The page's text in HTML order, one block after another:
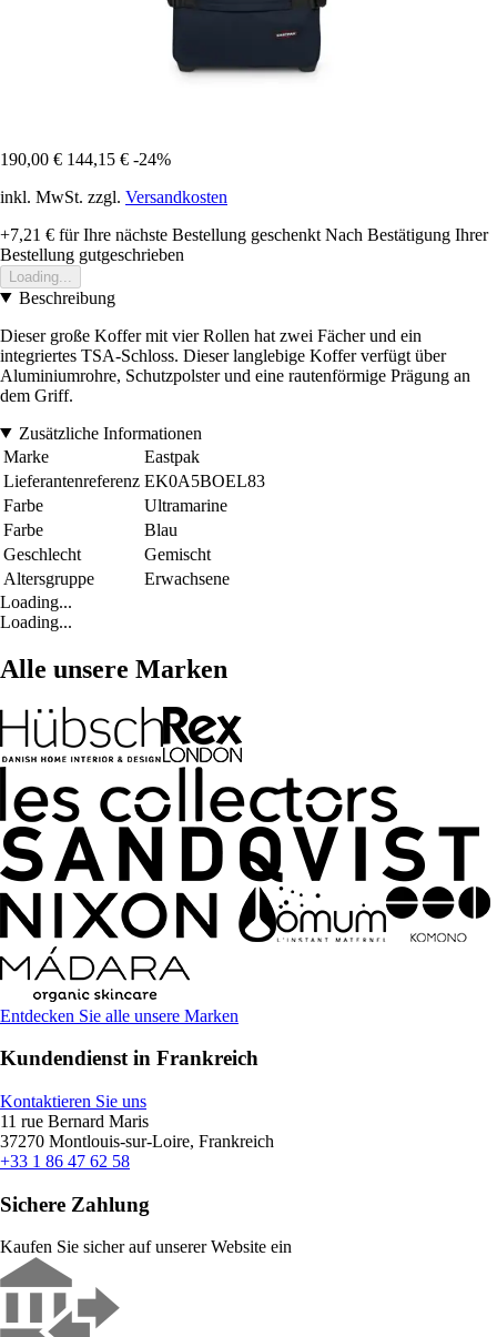
190,00 € 144,15 € -24%
inkl. MwSt. zzgl. Versandkosten
+7,21 € für Ihre nächste Bestellung geschenkt Nach Bestätigung Ihrer
Bestellung gutgeschrieben
Loading...
Beschreibung
Dieser große Koffer mit vier Rollen hat zwei Fächer und ein
integriertes TSA-Schloss. Dieser langlebige Koffer verfügt über
Aluminiumrohre, Schutzpolster und eine rautenförmige Prägung an
dem Griff.
Zusätzliche Informationen
Marke
Eastpak
Lieferantenreferenz EK0A5BOEL83
Farbe
Ultramarine
Farbe
Blau
Geschlecht
Gemischt
Altersgruppe
Erwachsene
Loading...
Loading...
Alle unsere Marken
Entdecken Sie alle unsere Marken
Kundendienst in Frankreich
Kontaktieren Sie uns
11 rue Bernard Maris
37270 Montlouis-sur-Loire, Frankreich
+33 1 86 47 62 58
Sichere Zahlung
Kaufen Sie sicher auf unserer Website ein